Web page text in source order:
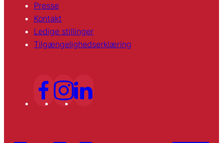
Presse
Kontakt
Ledige stillinger
Tilgængelighedserklæring